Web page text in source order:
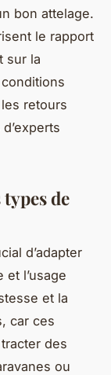
bon attelage.
le rapport
sur la
retours
de
d’adapter
l’usage
et la
car ces
des
ou